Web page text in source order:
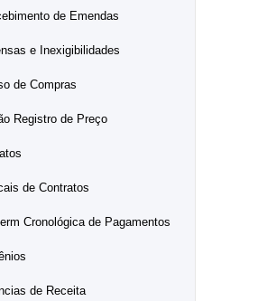
de Emendas
e Inexigibilidades
de Compras
Registro de Preço
de Contratos
Cronológica de Pagamentos
de Receita